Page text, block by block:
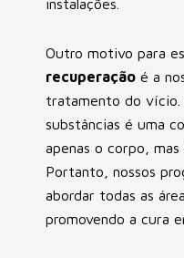
instalações.
Outro motivo para
recuperação é a
tratamento do vício.
substâncias é uma
apenas o corpo,
Portanto, nossos
abordar todas as
promovendo a cura